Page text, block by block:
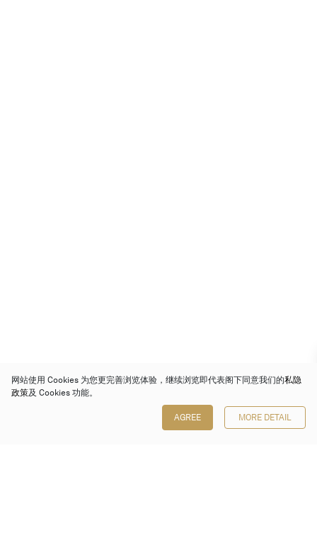
网站使用 Cookies 为您更完善浏览体验，继续浏览即代表阁下同意我们的私隐
政策及 Cookies 功能。
AGREE MORE DETAIL